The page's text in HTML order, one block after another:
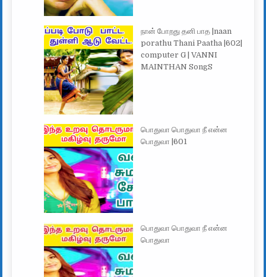
நான் போறது தனி பாத |naan
porathu Thani Paatha |602|
computer G | VANNI
MAINTHAN SongS
பொதுவா பொதுவா நீ என்ன
பொதுவா |601
பொதுவா பொதுவா நீ என்ன
பொதுவா